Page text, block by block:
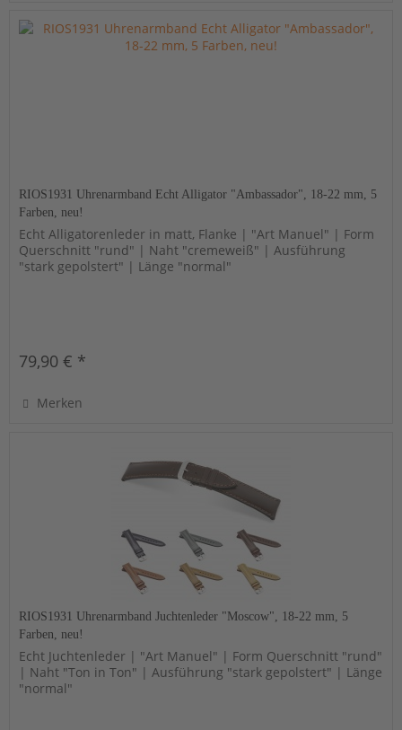
RIOS1931 Uhrenarmband Echt Alligator "Ambassador", 18-22 mm, 5
Farben, neu!
Echt Alligatorenleder in matt, Flanke | "Art Manuel" | Form
Querschnitt "rund" | Naht "cremeweiß" | Ausführung
"stark gepolstert" | Länge "normal"
79,90 € *
Merken
RIOS1931 Uhrenarmband Juchtenleder "Moscow", 18-22 mm, 5
Farben, neu!
Echt Juchtenleder | "Art Manuel" | Form Querschnitt "rund"
| Naht "Ton in Ton" | Ausführung "stark gepolstert" | Länge
"normal"